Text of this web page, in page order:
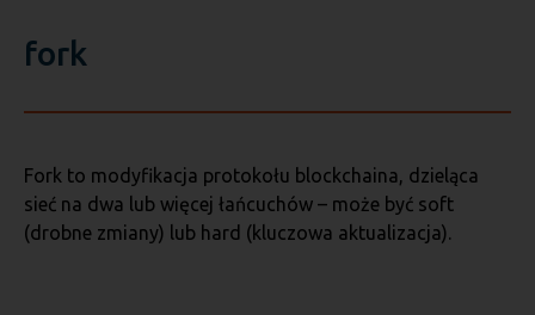
fork
Fork to modyfikacja protokołu blockchaina, dzieląca
sieć na dwa lub więcej łańcuchów – może być soft
(drobne zmiany) lub hard (kluczowa aktualizacja).